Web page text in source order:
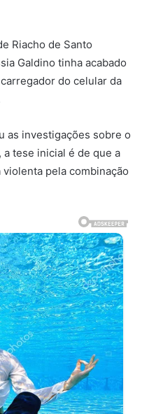
Riacho de Santo
Galdino tinha acabado
do celular da
as investigações sobre o
tese inicial é de que a
pela combinação